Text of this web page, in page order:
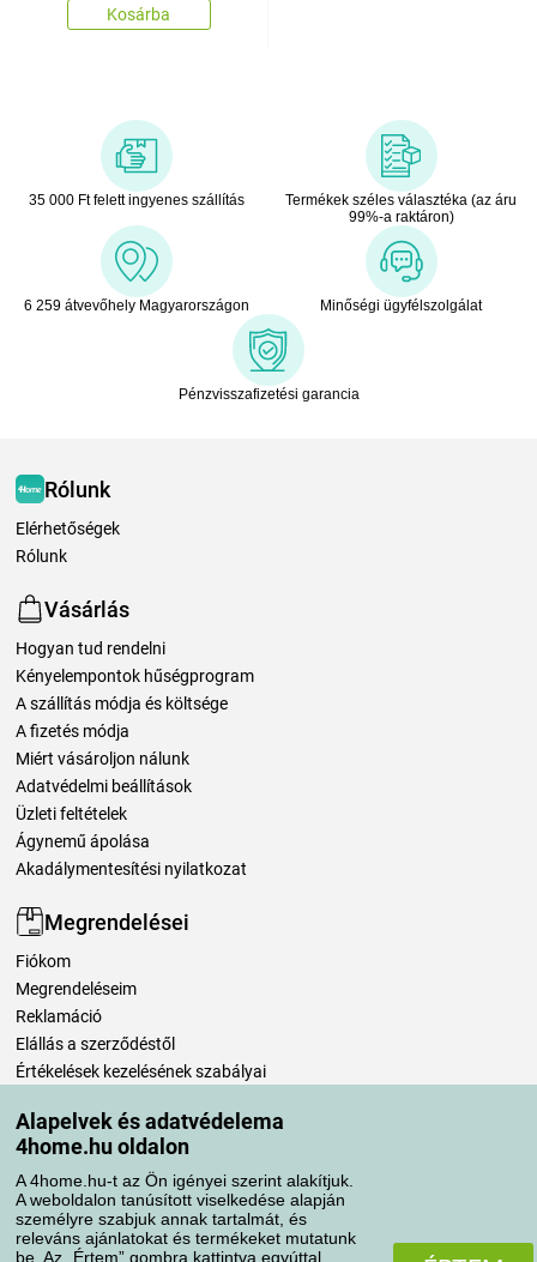
Alapelvek és adatvédelema
4home.hu oldalon
A 4home.hu-t az Ön igényei szerint alakítjuk.
A weboldalon tanúsított viselkedése alapján
személyre szabjuk annak tartalmát, és
releváns ajánlatokat és termékeket mutatunk
be. Az „Értem” gombra kattintva egyúttal
Kosárba
35 000 Ft felett ingyenes szállítás
Termékek széles választéka (az áru
99%-a raktáron)
6 259 átvevőhely Magyarországon Minőségi ügyfélszolgálat
Pénzvisszafizetési garancia
Rólunk
Elérhetőségek
Rólunk
Vásárlás
Hogyan tud rendelni
Kényelempontok hűségprogram
A szállítás módja és költsége
A fizetés módja
Miért vásároljon nálunk
Adatvédelmi beállítások
Üzleti feltételek
Ágynemű ápolása
Akadálymentesítési nyilatkozat
Megrendelései
Fiókom
Megrendeléseim
Reklamáció
Elállás a szerződéstől
Értékelések kezelésének szabályai
Szállítási módok
Fizetési módok